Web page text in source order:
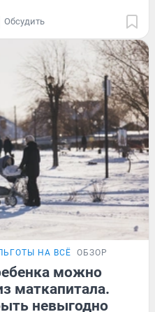
Обсудить
НА ВСЁ ОБЗОР
можно
маткапитала.
невыгодно